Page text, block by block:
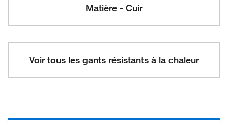
Matière - Cuir
Voir tous les gants résistants à la chaleur